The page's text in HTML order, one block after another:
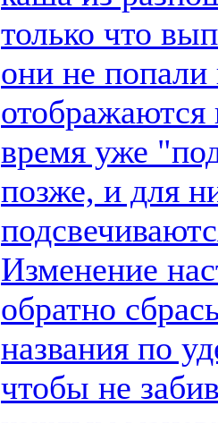
только что
они не попали
время уже
позже, и для
Изменение
обратно
названия по
чтобы не